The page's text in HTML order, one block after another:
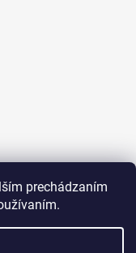
prechádzaním